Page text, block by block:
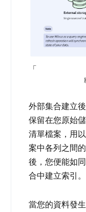
「
外部集合建立
保留在您原始
清單檔案，用
案中各列之間
後，您便能如
合中建立索引。
當您的資料發